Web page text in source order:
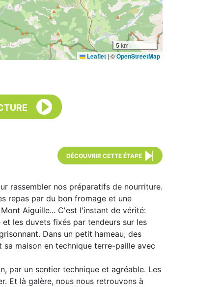
5 km
Leaflet | ©OpenStreetMap
DÉCOUVRIR CETTE ÉTAPE
rassembler nos préparatifs de nourriture.
repas par du bon fromage et une
Aiguille... C'est l'instant de vérité:
les duvets fixés par tendeurs sur les
Dans un petit hameau, des
maison en technique terre-paille avec
par un sentier technique et agréable. Les
Et là galère, nous nous retrouvons à